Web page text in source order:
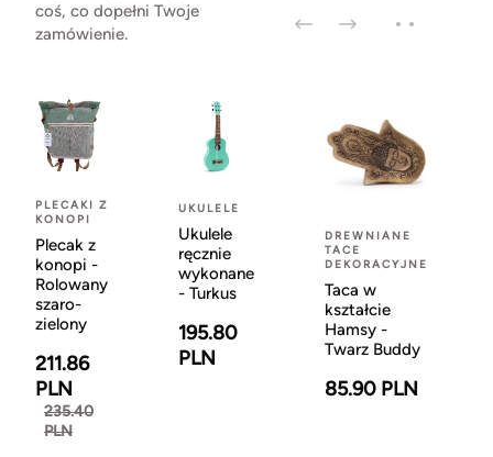
coś, co dopełni Twoje
zamówienie.
PLECAKI Z
KONOPI
Plecak z
konopi -
Rolowany
szaro-
zielony
211.86
PLN
235.40
PLN
UKULELE
Ukulele
ręcznie
wykonane
- Turkus
195.80
PLN
DREWNIANE
TACE
DEKORACYJNE
Taca w
kształcie
Hamsy -
Twarz Buddy
85.90 PLN